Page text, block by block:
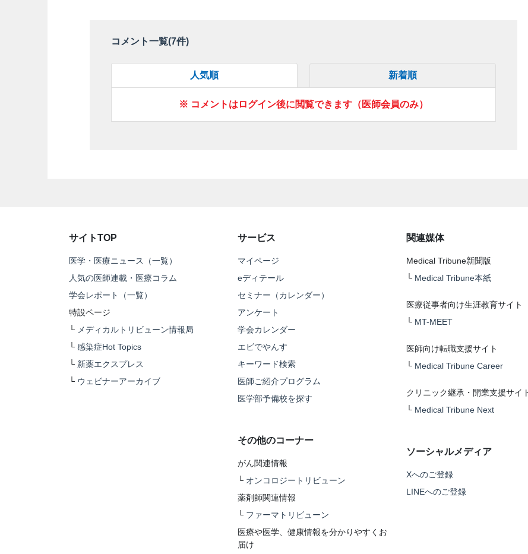
コメント一覧(7件)
人気順 新着順
※ コメントはログイン後に閲覧できます（医師会員のみ）
サイトTOP
医学・医療ニュース（一覧）
人気の医師連載・医療コラム
学会レポート（一覧）
特設ページ
└ メディカルトリビューン情報局
└ 感染症Hot Topics
└ 新薬エクスプレス
└ ウェビナーアーカイブ
サービス
マイページ
eディテール
セミナー（カレンダー）
アンケート
学会カレンダー
エビでやんす
キーワード検索
医師ご紹介プログラム
医学部予備校を探す
その他のコーナー
がん関連情報
└ オンコロジートリビューン
薬剤師関連情報
└ ファーマトリビューン
医療や医学、健康情報を分かりやすくお
届け
関連媒体
Medical Tribune新聞版
└ Medical Tribune本紙
医療従事者向け生涯教育サイト
└ MT-MEET
医師向け転職支援サイト
└ Medical Tribune Career
クリニック継承・開業支援サイ
└ Medical Tribune Next
ソーシャルメディア
Xへのご登録
LINEへのご登録